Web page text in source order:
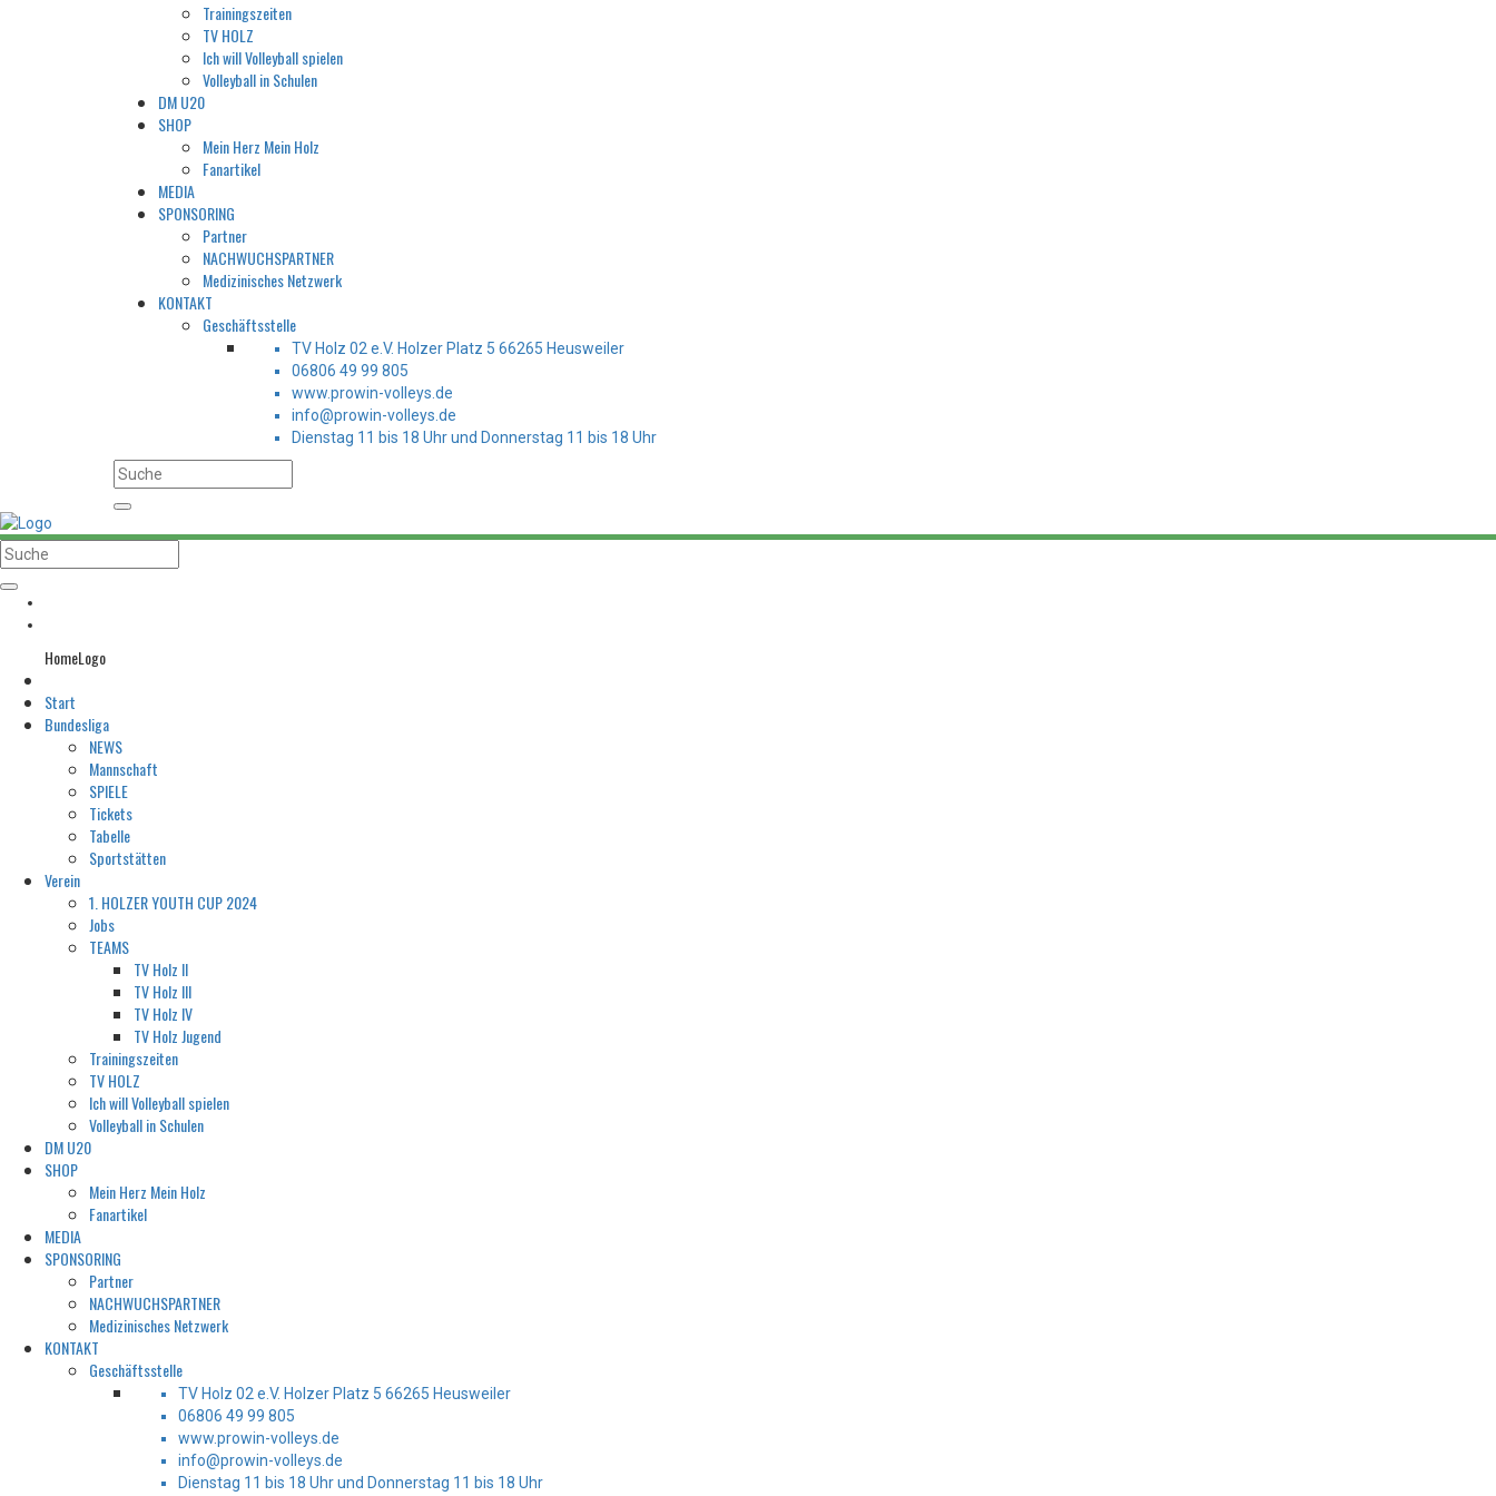
Trainingszeiten
TV HOLZ
Ich will Volleyball spielen
Volleyball in Schulen
DM U20
SHOP
Mein Herz Mein Holz
Fanartikel
MEDIA
SPONSORING
Partner
NACHWUCHSPARTNER
Medizinisches Netzwerk
KONTAKT
Geschäftsstelle
TV Holz 02 e.V. Holzer Platz 5 66265 Heusweiler
06806 49 99 805
www.prowin-volleys.de
info@prowin-volleys.de
Dienstag 11 bis 18 Uhr und Donnerstag 11 bis 18 Uhr
HomeLogo
Start
Bundesliga
NEWS
Mannschaft
SPIELE
Tickets
Tabelle
Sportstätten
Verein
1. HOLZER YOUTH CUP 2024
Jobs
TEAMS
TV Holz II
TV Holz III
TV Holz IV
TV Holz Jugend
Trainingszeiten
TV HOLZ
Ich will Volleyball spielen
Volleyball in Schulen
DM U20
SHOP
Mein Herz Mein Holz
Fanartikel
MEDIA
SPONSORING
Partner
NACHWUCHSPARTNER
Medizinisches Netzwerk
KONTAKT
Geschäftsstelle
TV Holz 02 e.V. Holzer Platz 5 66265 Heusweiler
06806 49 99 805
www.prowin-volleys.de
info@prowin-volleys.de
Dienstag 11 bis 18 Uhr und Donnerstag 11 bis 18 Uhr